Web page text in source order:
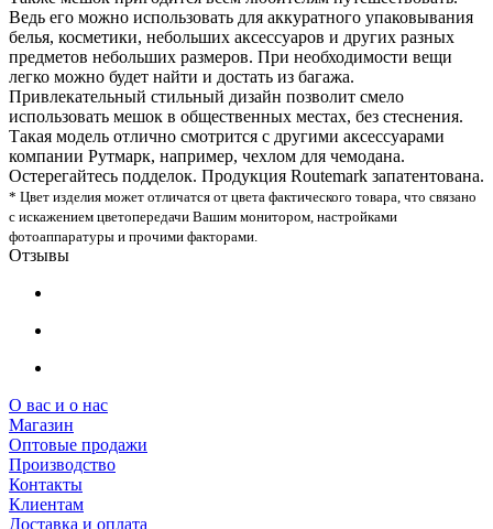
Ведь его можно использовать для аккуратного упаковывания
белья, косметики, небольших аксессуаров и других разных
предметов небольших размеров. При необходимости вещи
легко можно будет найти и достать из багажа.
Привлекательный стильный дизайн позволит смело
использовать мешок в общественных местах, без стеснения.
Такая модель отлично смотрится с другими аксессуарами
компании Рутмарк, например, чехлом для чемодана.
Остерегайтесь подделок. Продукция Routemark запатентована.
* Цвет изделия может отличатся от цвета фактического товара, что связано
с искажением цветопередачи Вашим монитором, настройками
фотоаппаратуры и прочими факторами.
Отзывы
О вас и о нас
Магазин
Оптовые продажи
Производство
Контакты
Клиентам
Доставка и оплата